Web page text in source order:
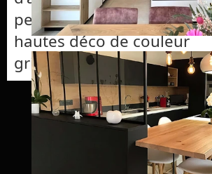
personnes sur des chaises
hautes déco de couleur
grises.